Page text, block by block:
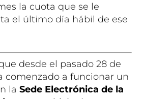
la cuota que se le
el último día hábil de ese
desde el pasado 28 de
comenzado a funcionar un
laSede Electrónica de la